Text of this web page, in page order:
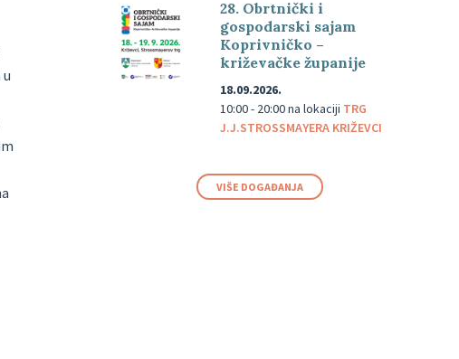
28. Obrtnički i
gospodarski sajam
Koprivničko –
križevačke županije
18.09.2026.
10:00 - 20:00na lokaciji TRG
J.J.STROSSMAYERA KRIŽEVCI
VIŠE DOGAĐANJA